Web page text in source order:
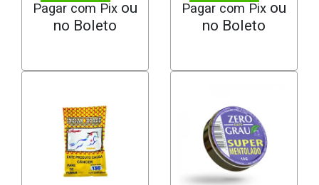
Pagar com Pix
Pagar com Pix